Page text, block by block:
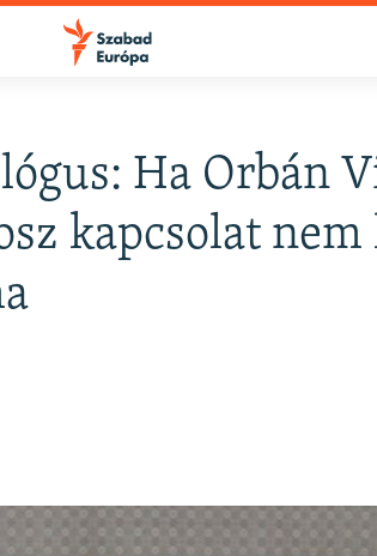
Ha Orbán
kapcsolat nem